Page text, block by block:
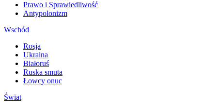
Prawo i Sprawiedliwość
Antypolonizm
Wschód
Rosja
Ukraina
Białoruś
Ruska smuta
Łowcy onuc
Świat